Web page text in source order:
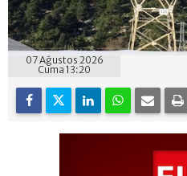
07 Ağustos 2026
Cuma 13:20